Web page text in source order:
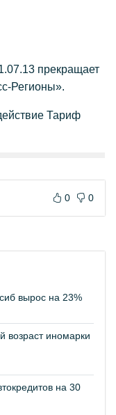
прекращает
Регионы».
Тариф
0 0
вырос на 23%
возраст иномарки
на 30